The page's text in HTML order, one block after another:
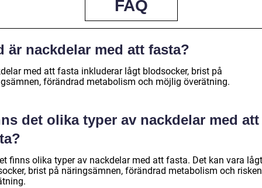
FAQ
är nackdelar med att fasta?
med att fasta inkluderar lågt blodsocker, brist på
förändrad metabolism och möjlig överätning.
det olika typer av nackdelar med att
finns olika typer av nackdelar med att fasta. Det kan vara lågt
brist på näringsämnen, förändrad metabolism och